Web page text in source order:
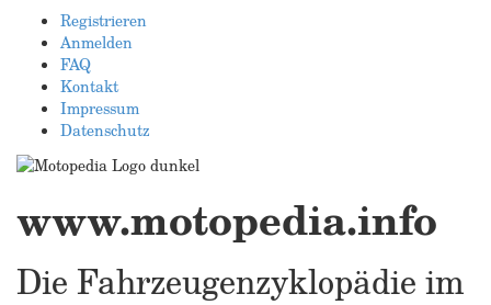
Registrieren
Anmelden
FAQ
Kontakt
Impressum
Datenschutz
www.motopedia.info
Die Fahrzeugenzyklopädie im